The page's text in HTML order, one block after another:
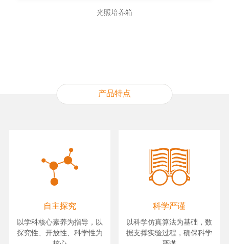
光照培养箱
产品特点
自主探究
以学科核心素养为指导，以
探究性、开放性、科学性为
科学严谨
以科学仿真算法为基础，数
据支撑实验过程，确保科学